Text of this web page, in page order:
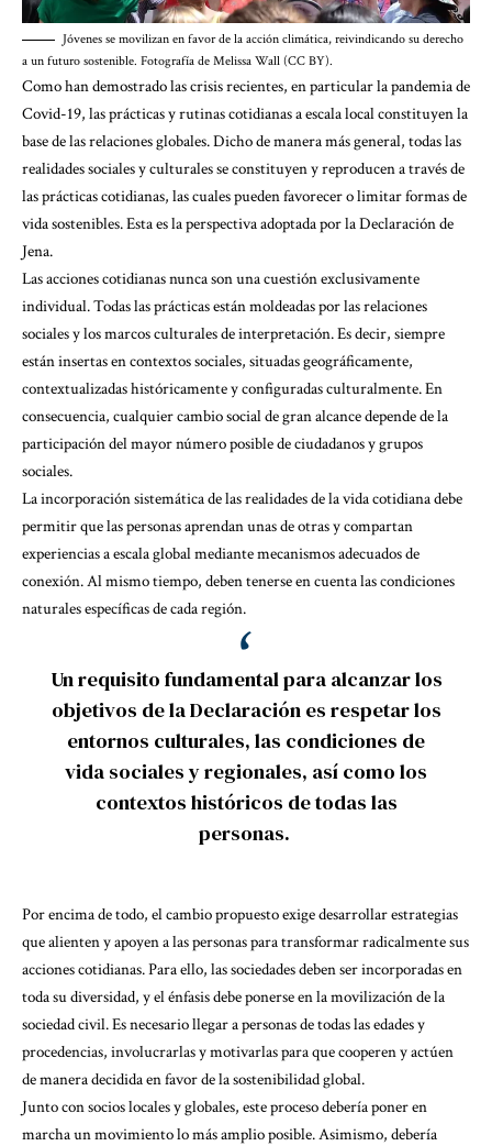
Jóvenes se movilizan en favor de la acción climática, reivindicando su derecho
a un futuro sostenible. Fotografía de Melissa Wall (CC BY).
Como han demostrado las crisis recientes, en particular la pandemia de
Covid-19, las prácticas y rutinas cotidianas a escala local constituyen la
base de las relaciones globales. Dicho de manera más general, todas las
realidades sociales y culturales se constituyen y reproducen a través de
las prácticas cotidianas, las cuales pueden favorecer o limitar formas de
vida sostenibles. Esta es la perspectiva adoptada por la Declaración de
Jena.
Las acciones cotidianas nunca son una cuestión exclusivamente
individual. Todas las prácticas están moldeadas por las relaciones
sociales y los marcos culturales de interpretación. Es decir, siempre
están insertas en contextos sociales, situadas geográficamente,
contextualizadas históricamente y configuradas culturalmente. En
consecuencia, cualquier cambio social de gran alcance depende de la
participación del mayor número posible de ciudadanos y grupos
sociales.
La incorporación sistemática de las realidades de la vida cotidiana debe
permitir que las personas aprendan unas de otras y compartan
experiencias a escala global mediante mecanismos adecuados de
conexión. Al mismo tiempo, deben tenerse en cuenta las condiciones
naturales específicas de cada región.
Un requisito fundamental para alcanzar los
objetivos de la Declaración es respetar los
entornos culturales, las condiciones de
vida sociales y regionales, así como los
contextos históricos de todas las
personas.
Por encima de todo, el cambio propuesto exige desarrollar estrategias
que alienten y apoyen a las personas para transformar radicalmente sus
acciones cotidianas. Para ello, las sociedades deben ser incorporadas en
toda su diversidad, y el énfasis debe ponerse en la movilización de la
sociedad civil. Es necesario llegar a personas de todas las edades y
procedencias, involucrarlas y motivarlas para que cooperen y actúen
de manera decidida en favor de la sostenibilidad global.
Junto con socios locales y globales, este proceso debería poner en
marcha un movimiento lo más amplio posible. Asimismo, debería